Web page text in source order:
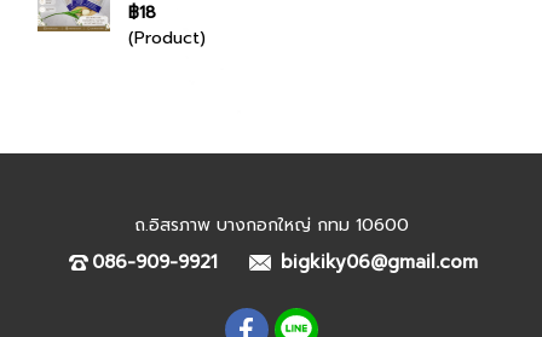
฿18
(Product)
ถ.อิสรภาพ บางกอกใหญ่ กทม 10600
086-909-9921 bigkiky06@gmail.com